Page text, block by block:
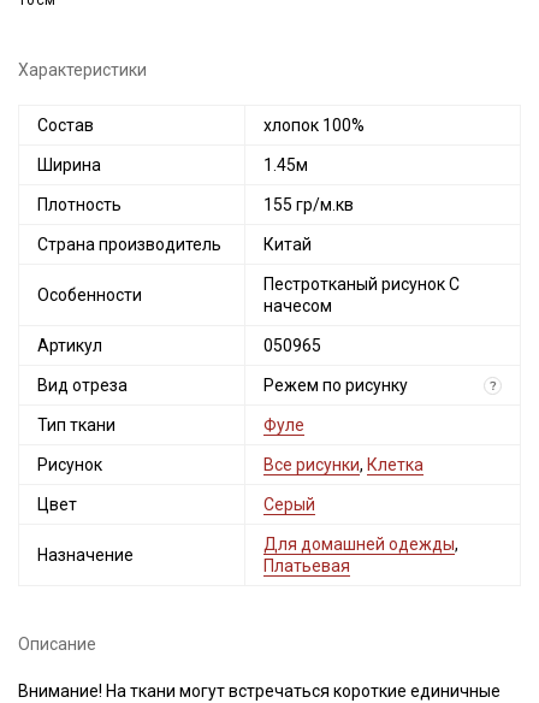
Характеристики
Состав хлопок 100%
Ширина 1.45м
Плотность 155 гр/м.кв
Страна производитель Китай
Особенности
Пестротканый рисунок С
начесом
Артикул 050965
Вид отреза Режем по рисунку ?
Тип ткани Фуле
Рисунок Все рисунки, Клетка
Цвет Серый
Назначение
Для домашней одежды,
Платьевая
Описание
Внимание! На ткани могут встречаться короткие единичные